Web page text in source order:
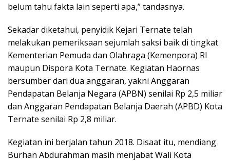
belum tahu fakta lain seperti apa,” tandasnya.
Sekadar diketahui, penyidik Kejari Ternate telah
melakukan pemeriksaan sejumlah saksi baik di tingkat
Kementerian Pemuda dan Olahraga (Kemenpora) RI
maupun Dispora Kota Ternate. Kegiatan Haornas
bersumber dari dua anggaran, yakni Anggaran
Pendapatan Belanja Negara (APBN) senilai Rp 2,5 miliar
dan Anggaran Pendapatan Belanja Daerah (APBD) Kota
Ternate senilai Rp 2,8 miliar.
Kegiatan ini berjalan tahun 2018. Disaat itu, mendiang
Burhan Abdurahman masih menjabat Wali Kota